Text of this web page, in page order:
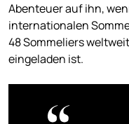
Abenteuer auf ihn,
internationalen
48 Sommeliers
eingeladen ist.